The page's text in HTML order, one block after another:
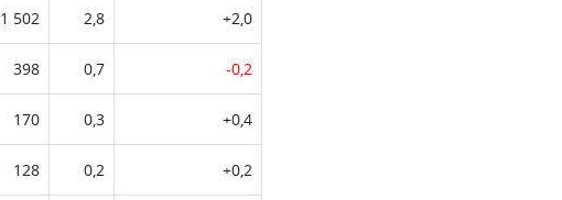
1 502 2,8 +2,0
398 0,7 -0,2
170 0,3 +0,4
128 0,2 +0,2